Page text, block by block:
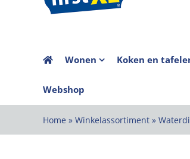
Wonen Koken en
Webshop
Home » Winkelassortiment »